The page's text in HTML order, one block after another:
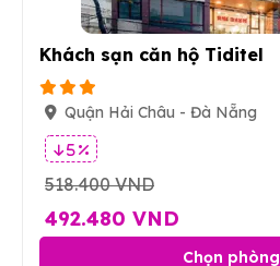
Khách sạn căn hộ Tiditel
Quận Hải Châu - Đà Nẵng
5 %
518.400 VND
492.480 VND
Chọn phòng